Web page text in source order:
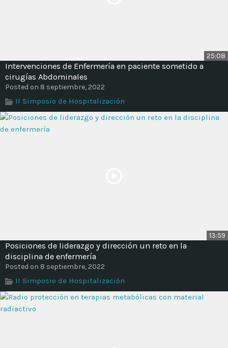
25:08
Intervenciones de Enfermería en paciente sometido a
cirugías Abdominales
Posted on 8 septiembre, 2022
II Simposio de Hospitalización
13:59
Posiciones de liderazgo y dirección un reto en la
disciplina de enfermería
Posted on 8 septiembre, 2022
II Simposio de Hospitalización